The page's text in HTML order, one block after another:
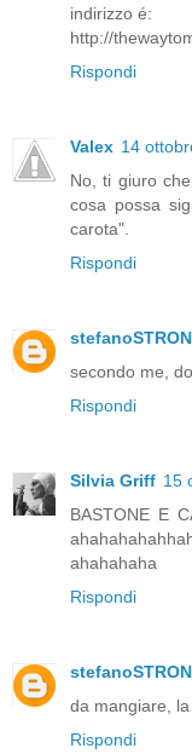
indirizzo é:
http://
Rispondi
Valex 14
No, ti giuro
cosa possa
carota".
Rispondi
secondo me,
Rispondi
Silvia Griff 15
BASTONE E
ahahahaha
Rispondi
da mangiare,
Rispondi